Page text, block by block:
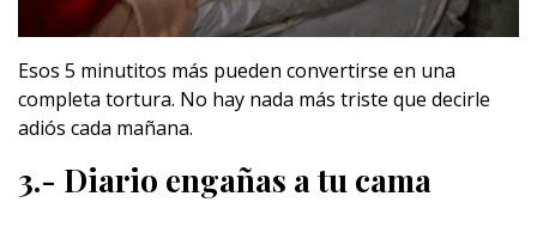
Esos 5 minutitos más pueden convertirse en una
completa tortura. No hay nada más triste que decirle
adiós cada mañana.
3.- Diario engañas a tu cama